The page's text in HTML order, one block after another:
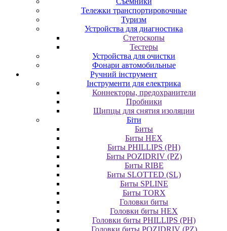
Тележки транспортировочные
Туризм
Устройства для диагностика
Стетоскопы
Тестеры
Устройства для очистки
Фонари автомобильные
Ручний інструмент
Інструменти для електрика
Коннекторы, предохранители
Пробники
Щипцы для снятия изоляции
Біти
Биты
Биты HEX
Биты PHILLIPS (PH)
Биты POZIDRIV (PZ)
Биты RIBE
Биты SLOTTED (SL)
Биты SPLINE
Биты TORX
Головки биты
Головки биты HEX
Головки биты PHILLIPS (PH)
Головки биты POZIDRIV (PZ)